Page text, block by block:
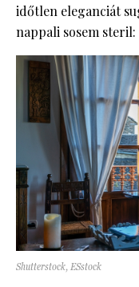
időtlen eleganciát
nappali sosem
Shutterstock, ESstock